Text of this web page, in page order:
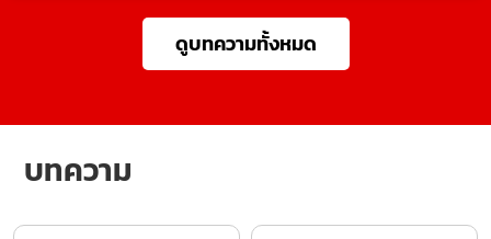
ดูบทความทั้งหมด
บทความ